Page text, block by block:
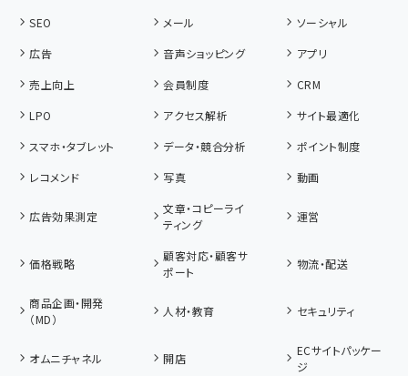
SEO メール
ソーシャル
広告
音声ショッピング
アプリ
売上向上
会員制度
CRM
LPO
アクセス解析
サイト最適化
スマホ・タブレット
データ・競合分析
ポイント制度
レコメンド
写真 動画
広告効果測定
文章・コピーライ
ティング
運営
価格戦略
顧客対応・顧客サ
ポート
物流・配送
商品企画・開発
（MD）
人材・教育 セキュリティ
オムニチャネル 開店
ECサイトパッケー
ジ